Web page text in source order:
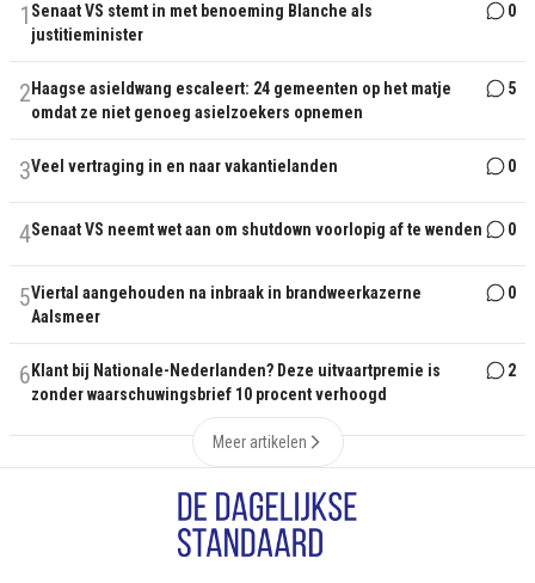
1 Senaat VS stemt in met benoeming Blanche als
justitieminister
0
2 Haagse asieldwang escaleert: 24 gemeenten op het matje
omdat ze niet genoeg asielzoekers opnemen
5
3Veel vertraging in en naar vakantielanden 0
4Senaat VS neemt wet aan om shutdown voorlopig af te wenden 0
5Viertal aangehouden na inbraak in brandweerkazerne
Aalsmeer
0
6 Klant bij Nationale-Nederlanden? Deze uitvaartpremie is
zonder waarschuwingsbrief 10 procent verhoogd
2
Meer artikelen